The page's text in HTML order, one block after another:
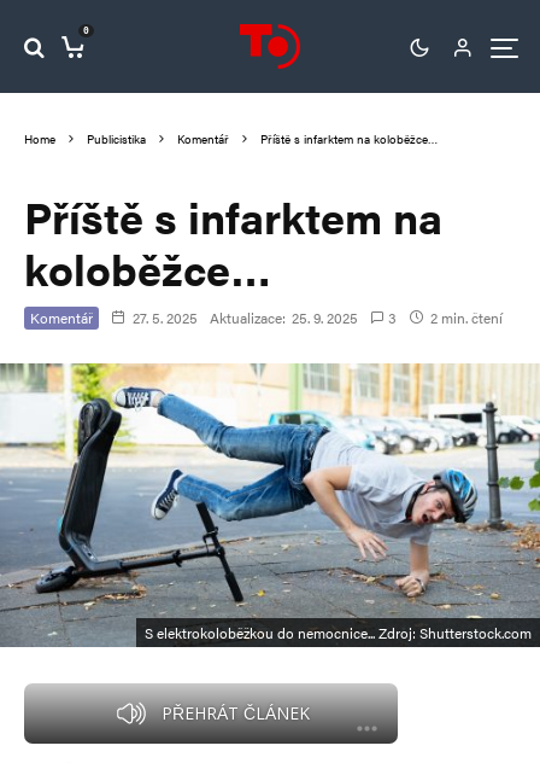
0
Home Publicistika Komentář Příště s infarktem na koloběžce…
Příště s infarktem na
koloběžce…
Komentář 27. 5. 2025 Aktualizace: 25. 9. 2025 3 2 min. čtení
S elektrokoloběžkou do nemocnice... Zdroj: Shutterstock.com
PŘEHRÁT ČLÁNEK